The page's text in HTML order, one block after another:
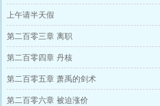
上午请半天假
第二百零三章 离职
第二百零四章 丹核
第二百零五章 萧禹的剑术
第二百零六章 被迫涨价